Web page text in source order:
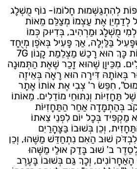
לְהִתְגַּשְּׁמוּת חֲלוֹמוֹ- נוֹף מֻשְׁלָג
אֶת עַצְמוֹ מְצַלֵּם מֵאוֹת
מֻשְׁלָג וּמַרְהִיב, בְּדִיּוּק כְּמוֹ
בַּלַּיְלָה, אַךְ פָּעִיל בְּאֹפֶן מְיֻחָד
כְּשֶׁיּוֹרֵד שֶׁלֶג. בְּעִקְּבוֹת כָּךְ הוּא רָכַשׁ מַצְלֵמַת קָנוֹן 7G
מִכֵּיוָן שֶׁהוּא זָכַר שֶׁאֶת הַתְּמוּנָה
בְּאוֹתָהּ דִּירָה הוּא רָאָה בְּאֵיזֶה
חִפֵּשׂ ר' צְבִי אֶת אוֹתוֹ אֲתָר
תַּחֲזִיּוֹת וְנִתּוּחֵי מוֹדֵלִים. מֵאוֹתוֹ
בְּהַתְמָדָה אַחַר הַתַּחֲזִיּוֹת
מַקְפִּיד בְּכָל יוֹם לִפְנֵי צֵאתוֹ
וְכֵן בְּשׁוּבוֹ בַּצָּהֳרַיִם
שׁוּב הַאִם נִתְחַדֵּשׁ מַשֶּׁהוּ, וְכֵן
ב' שׁוּב בָּדַק אוּלַי מַשֶּׁהוּ
וְכָךְ גַּם בְּשׁוּבוֹ בָּעֶרֶב